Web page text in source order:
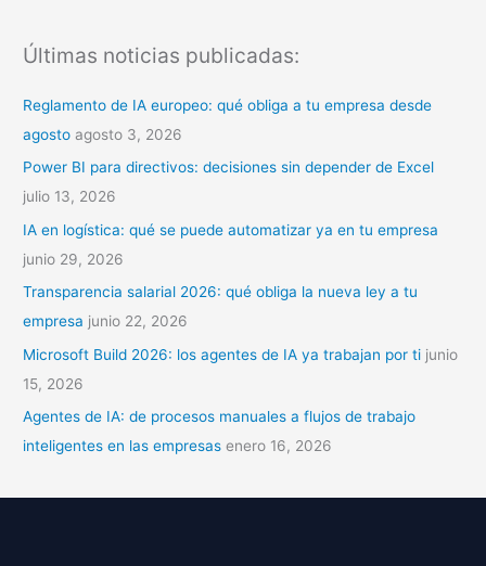
c
:
Últimas noticias publicadas:
Reglamento de IA europeo: qué obliga a tu empresa desde
agosto agosto 3, 2026
Power BI para directivos: decisiones sin depender de Excel
julio 13, 2026
IA en logística: qué se puede automatizar ya en tu empresa
junio 29, 2026
Transparencia salarial 2026: qué obliga la nueva ley a tu
empresa junio 22, 2026
Microsoft Build 2026: los agentes de IA ya trabajan por ti junio
15, 2026
Agentes de IA: de procesos manuales a flujos de trabajo
inteligentes en las empresas enero 16, 2026